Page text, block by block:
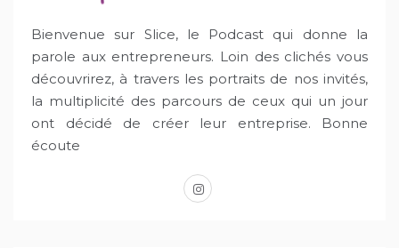
Bienvenue sur Slice, le Podcast qui donne la
parole aux entrepreneurs. Loin des clichés vous
découvrirez, à travers les portraits de nos invités,
la multiplicité des parcours de ceux qui un jour
ont décidé de créer leur entreprise. Bonne
écoute
instagram